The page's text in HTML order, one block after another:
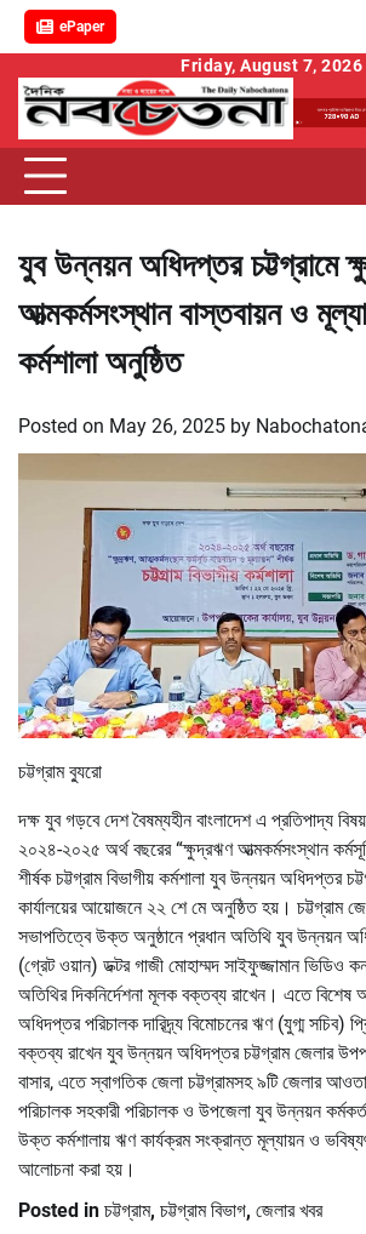
ePaper
content
Friday, August 7, 2026
যুব উন্নয়ন অধিদপ্তর চট্টগ্রামে
আত্মকর্মসংস্থান বাস্তবায়ন ও
কর্মশালা অনুষ্ঠিত
Posted on May 26, 2025 by
চট্টগ্রাম ব্যুরো
দক্ষ যুব গড়বে দেশ বৈষম্যহীন বাংলাদেশ এ প্রতিপাদ্য
২০২৪-২০২৫ অর্থ বছরের “ক্ষুদ্রঋণ আত্মকর্মসংস্থান
শীর্ষক চট্টগ্রাম বিভাগীয় কর্মশালা যুব উন্নয়ন অধিদপ্তর
কার্যালয়ের আয়োজনে ২২ শে মে অনুষ্ঠিত হয়। চট্টগ্রাম
সভাপতিত্বে উক্ত অনুষ্ঠানে প্রধান অতিথি যুব উন্নয়ন
(গ্রেট ওয়ান) ডক্টর গাজী মোহাম্মদ সাইফুজ্জামান ভিডিও
অতিথির দিকনির্দেশনা মূলক বক্তব্য রাখেন। এতে বিশেষ
অধিদপ্তর পরিচালক দারিদ্র্য বিমোচনের ঋণ (যুগ্ম সচিব)
বক্তব্য রাখেন যুব উন্নয়ন অধিদপ্তর চট্টগ্রাম জেলার
বাসার, এতে স্বাগতিক জেলা চট্টগ্রামসহ ৯টি জেলার
পরিচালক সহকারী পরিচালক ও উপজেলা যুব উন্নয়ন
উক্ত কর্মশালায় ঋণ কার্যক্রম সংক্রান্ত মূল্যায়ন ও
আলোচনা করা হয়।
Posted in চট্টগ্রাম, চট্টগ্রাম বিভাগ, জেলার খবর